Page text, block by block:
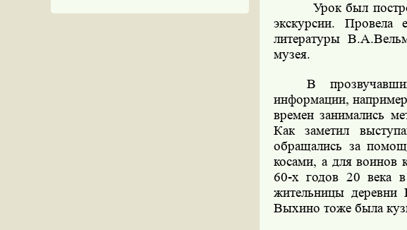
Урок был
экскурсии. Провела
литературы
музея.
В
информации,
времен занимались
Как заметил
обращались за
косами, а для воинов
60-х годов 20 века
жительницы
Выхино тоже была